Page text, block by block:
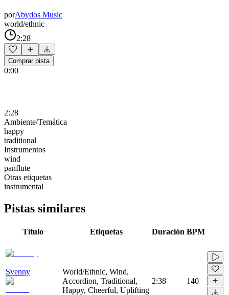
porAbydos Music
world/ethnic
2:28
Comprar pista
0:00
2:28
Ambiente/Temática
happy
traditional
Instrumentos
wind
panflute
Otras etiquetas
instrumental
Pistas similares
Título Etiquetas Duración BPM
Svenny
World/Ethnic, Wind,
Accordion, Traditional,
Happy, Cheerful, Uplifting
2:38 140